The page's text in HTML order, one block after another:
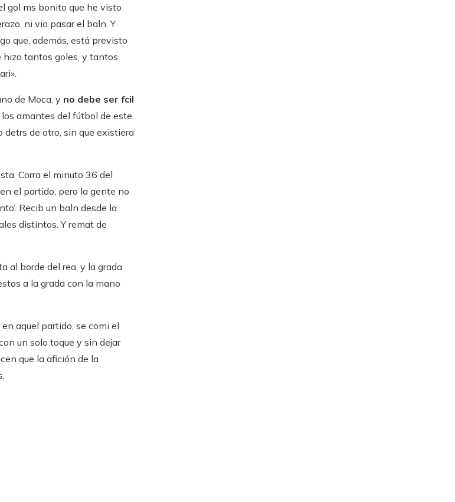
gol ms bonito que he visto
ni vio pasar el baln. Y
que, además, está previsto
hizo tantos goles, y tantos
de Moca, y no debe ser fcil
los amantes del fútbol de este
detrs de otro, sin que existiera
Corra el minuto 36 del
el partido, pero la gente no
Recib un baln desde la
distintos. Y remat de
al borde del rea, y la grada
a la grada con la mano
aquel partido, se comi el
un solo toque y sin dejar
que la afición de la